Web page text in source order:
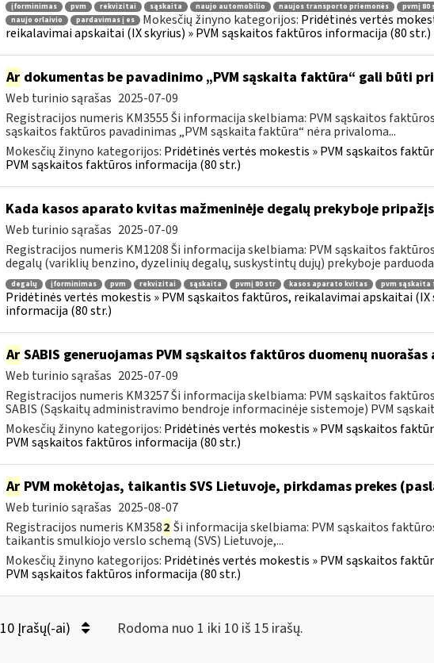
įforminimas pvm rekvizitai sąskaita naujo automobilio naujos transporto priemonės pvmį 80
naujo orlaivio
pardavimas į es Mokesčių žinyno kategorijos: Pridėtinės vertės
reikalavimai apskaitai (IX skyrius) » PVM sąskaitos faktūros informacija (80 str.)
Ardokumentas be pavadinimo „PVM sąskaita faktūra“ gali būti
Web turinio sąrašas 2025-07-09
Registracijos numeris KM3555 Ši informacija skelbiama: PVM sąskaitos
sąskaitos faktūros pavadinimas „PVM sąskaita faktūra“ nėra privaloma...
Mokesčių žinyno kategorijos: Pridėtinės vertės mokestis » PVM sąskaitos
PVM sąskaitos faktūros informacija (80 str.)
Kada kasos aparato kvitas mažmeninėje degalų prekyboje
Web turinio sąrašas 2025-07-09
Registracijos numeris KM1208 Ši informacija skelbiama: PVM sąskaitos
degalų (variklių benzino, dyzelinių degalų, suskystintų dujų) prekyboje
degalų įforminimas pvm rekvizitai sąskaita pvmį 80 str kasos aparato kvitas pvm sąskaita
Pridėtinės vertės mokestis » PVM sąskaitos faktūros, reikalavimai apskaitai (IX
informacija (80 str.)
ArSABIS generuojamas PVM sąskaitos faktūros duomenų
Web turinio sąrašas 2025-07-09
Registracijos numeris KM3257 Ši informacija skelbiama: PVM sąskaitos
SABIS (Sąskaitų administravimo bendroje informacinėje sistemoje) PVM
Mokesčių žinyno kategorijos: Pridėtinės vertės mokestis » PVM sąskaitos
PVM sąskaitos faktūros informacija (80 str.)
ArPVM mokėtojas, taikantis SVS Lietuvoje, pirkdamas prekes
Web turinio sąrašas 2025-08-07
Registracijos numeris KM3582 Ši informacija skelbiama: PVM sąskaitos
taikantis smulkiojo verslo schemą (SVS) Lietuvoje,...
Mokesčių žinyno kategorijos: Pridėtinės vertės mokestis » PVM sąskaitos
PVM sąskaitos faktūros informacija (80 str.)
10 Įrašų(-ai) Rodoma nuo 1 iki 10 iš 15 irašų.